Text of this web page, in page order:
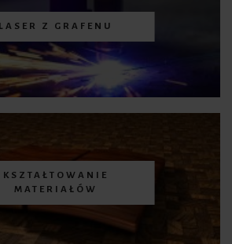
LASER Z GRAFENU
KSZTAŁTOWANIE
MATERIAŁÓW